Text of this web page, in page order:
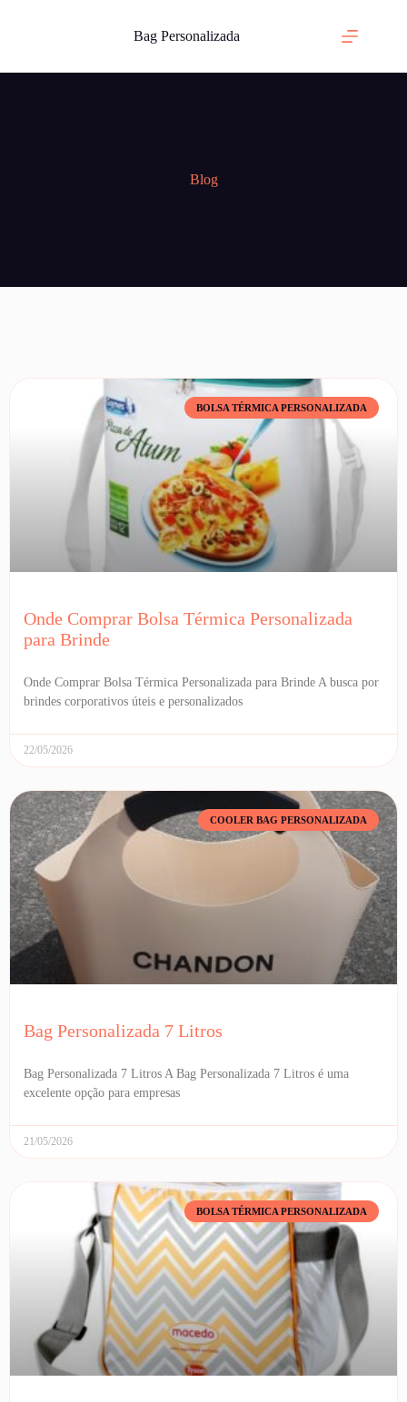
Bag Personalizada
Blog
BOLSA TÉRMICA PERSONALIZADA
Onde Comprar Bolsa Térmica Personalizada
para Brinde
Onde Comprar Bolsa Térmica Personalizada para Brinde A busca por
brindes corporativos úteis e personalizados
22/05/2026
COOLER BAG PERSONALIZADA
Bag Personalizada 7 Litros
Bag Personalizada 7 Litros A Bag Personalizada 7 Litros é uma
excelente opção para empresas
21/05/2026
BOLSA TÉRMICA PERSONALIZADA